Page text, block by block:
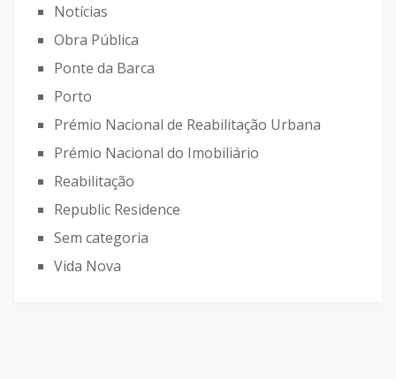
Notícias
Obra Pública
Ponte da Barca
Porto
Prémio Nacional de Reabilitação Urbana
Prémio Nacional do Imobiliário
Reabilitação
Republic Residence
Sem categoria
Vida Nova